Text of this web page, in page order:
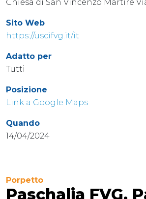
Chiesa di San Vincenzo Martire
Sito Web
https://uscifvg.it/it
Adatto per
Tutti
Posizione
Link a Google Maps
Quando
14/04/2024
Porpetto
Paschalia FVG.